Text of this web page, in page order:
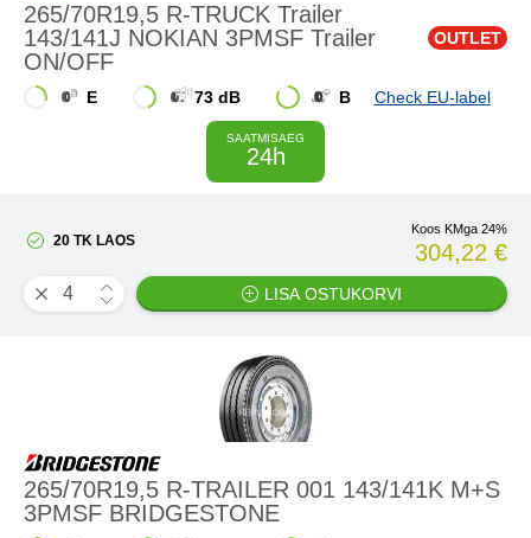
265/70R19,5 R-TRUCK Trailer
143/141J NOKIAN 3PMSF Trailer
ON/OFF
OUTLET
E 73 dB B Check EU-label
SAATMISAEG
24h
20 TK LAOS
Koos KMga 24%
304,22 €
LISA OSTUKORVI
265/70R19,5 R-TRAILER 001 143/141K M+S
3PMSF BRIDGESTONE